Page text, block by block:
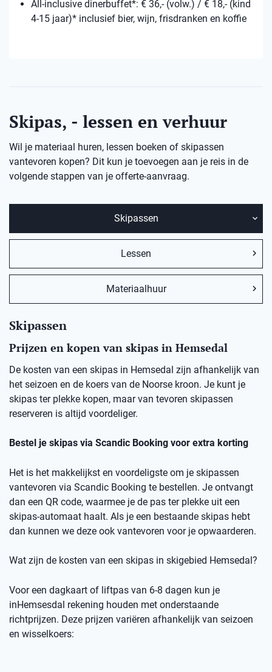
All-inclusive dinerbuffet*: € 36,- (volw.) / € 18,- (kind
4-15 jaar)* inclusief bier, wijn, frisdranken en koffie
Skipas, - lessen en verhuur
Wil je materiaal huren, lessen boeken of skipassen
vantevoren kopen? Dit kun je toevoegen aan je reis in de
volgende stappen van je offerte-aanvraag.
Skipassen
Lessen
Materiaalhuur
Skipassen
Prijzen en kopen van skipas in Hemsedal
De kosten van een skipas in Hemsedal zijn afhankelijk van
het seizoen en de koers van de Noorse kroon. Je kunt je
skipas ter plekke kopen, maar van tevoren skipassen
reserveren is altijd voordeliger.
Bestel je skipas via Scandic Booking voor extra korting
Het is het makkelijkst en voordeligste om je skipassen
vantevoren via Scandic Booking te bestellen. Je ontvangt
dan een QR code, waarmee je de pas ter plekke uit een
skipas-automaat haalt. Als je een bestaande skipas hebt
dan kunnen we deze ook vantevoren voor je opwaarderen.
Wat zijn de kosten van een skipas in skigebied Hemsedal ?
Voor een dagkaart of liftpas van 6-8 dagen kun je
inHemsesdal rekening houden met onderstaande
richtprijzen. Deze prijzen variëren afhankelijk van seizoen
en wisselkoers: